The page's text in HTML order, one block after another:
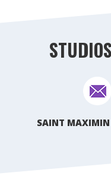
SAINT